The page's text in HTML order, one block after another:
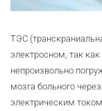
ТЭС
электросном, так
непроизвольно
мозга больного
электрическим